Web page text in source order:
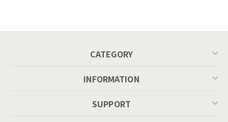
CATEGORY
INFORMATION
SUPPORT